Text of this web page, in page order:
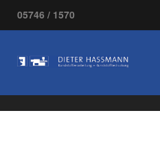
05746 / 1570